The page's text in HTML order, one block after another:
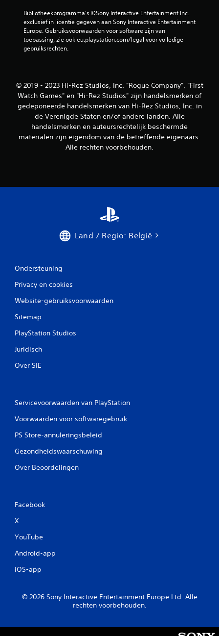
Bibliotheekprogramma's ©Sony Interactive Entertainment Inc.
exclusief in licentie gegeven aan Sony Interactive Entertainment
Europe. Gebruiksvoorwaarden voor software zijn van
toepassing, zie ook eu.playstation.com/legal voor volledige
gebruiksrechten.
© 2019 - 2023 Hi-Rez Studios, Inc. "Rogue Company", "First
Watch Games" en "Hi-Rez Studios" zijn handelsmerken of
gedeponeerde handelsmerken van Hi-Rez Studios, Inc. in
de Verenigde Staten en/of andere landen. Alle
handelsmerken en auteursrechtelijk beschermde
materialen zijn eigendom van de betreffende eigenaars.
Alle rechten voorbehouden.
Land / Regio: België
Ondersteuning
Privacy en cookies
Website-gebruiksvoorwaarden
Sitemap
PlayStation Studios
Juridisch
Over SIE
Servicevoorwaarden van PlayStation
Voorwaarden voor softwaregebruik
PS Store-annuleringsbeleid
Gezondheidswaarschuwing
Over Beoordelingen
Facebook
X
YouTube
Android-app
iOS-app
© 2026 Sony Interactive Entertainment Europe Ltd. Alle
rechten voorbehouden.